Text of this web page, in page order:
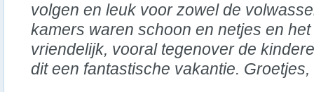
volgen en leuk voor zowel de
kamers waren schoon en netjes en
vriendelijk, vooral tegenover de
dit een fantastische vakantie.